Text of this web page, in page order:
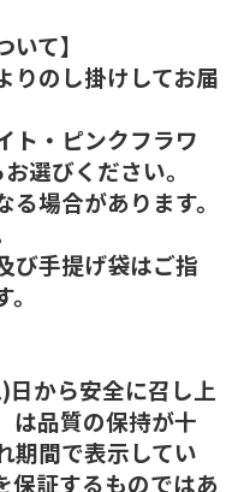
て】
のし掛けしてお届
ト・ピンクフラワ
選びください。
場合があります。
び手提げ袋はご指
から安全に召し上
は品質の保持が十
期間で表示してい
保証するものではあ